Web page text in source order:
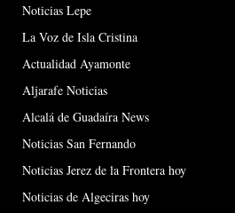
Noticias Lepe
La Voz de Isla Cristina
Actualidad Ayamonte
Aljarafe Noticias
Alcalá de Guadaíra News
Noticias San Fernando
Noticias Jerez de la Frontera hoy
Noticias de Algeciras hoy